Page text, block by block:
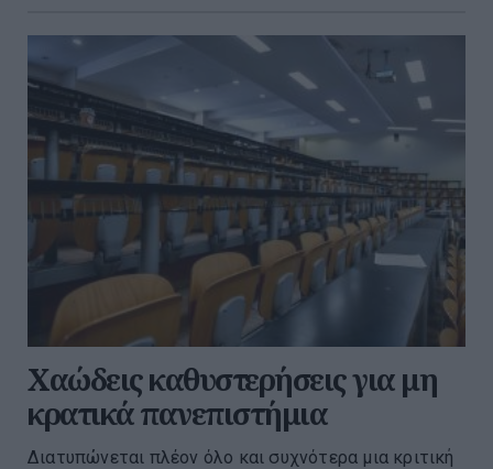
Χαώδεις καθυστερήσεις για μη
κρατικά πανεπιστήμια
Διατυπώνεται πλέον όλο και συχνότερα μια κριτική